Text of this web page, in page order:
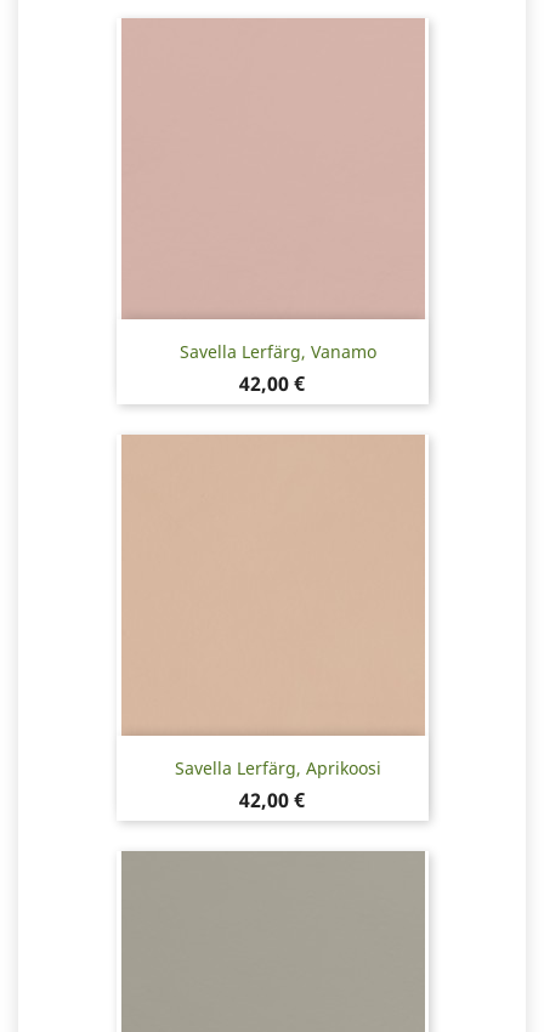
Savella Lerfärg, Vanamo
Pris
42,00 €
Savella Lerfärg, Aprikoosi
Pris
42,00 €